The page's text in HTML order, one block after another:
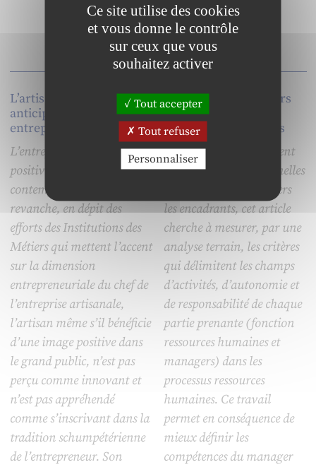
L’artisanat, figure
anticipatrice d’un nouvel
entrepreneuriat
L’entrepreneur est la figure
positive du capitalisme
contemporain. En
revanche, en dépit des
efforts des Institutions des
Métiers qui mettent l’accent
sur la dimension
entrepreneuriale du chef de
l’entreprise artisanale,
l’artisan même s’il bénéficie
d’une image positive dans
le grand public, n’est pas
perçu comme innovant et
n’est pas appréhendé
comme s’inscrivant dans la
tradition schumpétérienne
de l’entrepreneur. Son
La place des managers
dans les processus
ressources humaines
Constatant un glissement
des activités opérationnelles
ressources humaines vers
les encadrants, cet article
cherche à mesurer, par une
analyse terrain, les critères
qui délimitent les champs
d’activités, d’autonomie et
de responsabilité de chaque
partie prenante (fonction
ressources humaines et
managers) dans les
processus ressources
humaines. Ce travail
permet en conséquence de
mieux définir les
compétences du manager
Ce site utilise des cookies
et vous donne le contrôle
sur ceux que vous
souhaitez activer
Tout accepter
Tout refuser
Personnaliser